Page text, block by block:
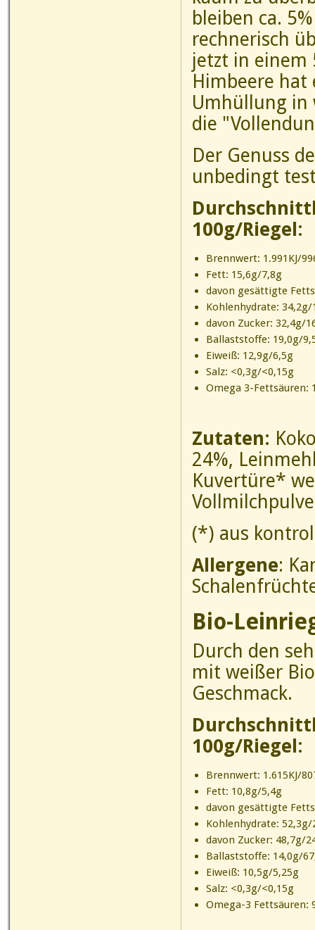
bleiben ca.
rechnerisch
jetzt in einem
Himbeere hat
Umhüllung in
die
Der Genuss
unbedingt
100g/Riegel:
Brennwert: 1.991KJ/
Fett: 15,6g/7,8g
davon gesättigte
Kohlenhydrate: 34,2g/
davon Zucker: 32,4g/
Ballaststoffe: 19,0g/
Eiweiß: 12,9g/6,5g
Salz: <0,3g/<0,15g
Omega 3-Fettsäuren:
Zutaten:
24%,
Kuvertüre*
(*) aus
Allergene:
Bio-
Durch den
mit weißer
Geschmack.
100g/Riegel:
Brennwert: 1.615KJ/
Fett: 10,8g/5,4g
davon gesättigte
Kohlenhydrate: 52,3g/
davon Zucker: 48,7g/
Ballaststoffe: 14,0g/
Eiweiß: 10,5g/5,25g
Salz: <0,3g/<0,15g
Omega-3 Fettsäuren: